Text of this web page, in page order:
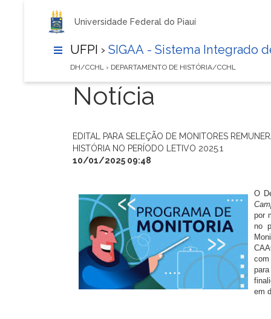
Universidade Federal do Piauí
UFPI › SIGAA - Sistema Integrado
DH/CCHL › DEPARTAMENTO DE HISTÓRIA/CCHL
Notícia
EDITAL PARA SELEÇÃO DE MONITORES
HISTÓRIA NO PERÍODO LETIVO 2025.1
10/01/2025 09:48
O
por
no
em